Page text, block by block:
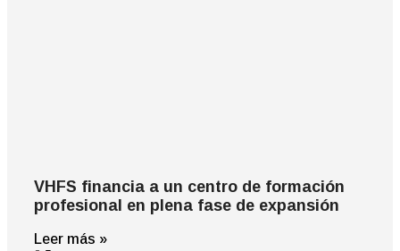
VHFS financia a un centro de formación
profesional en plena fase de expansión
Leer más »